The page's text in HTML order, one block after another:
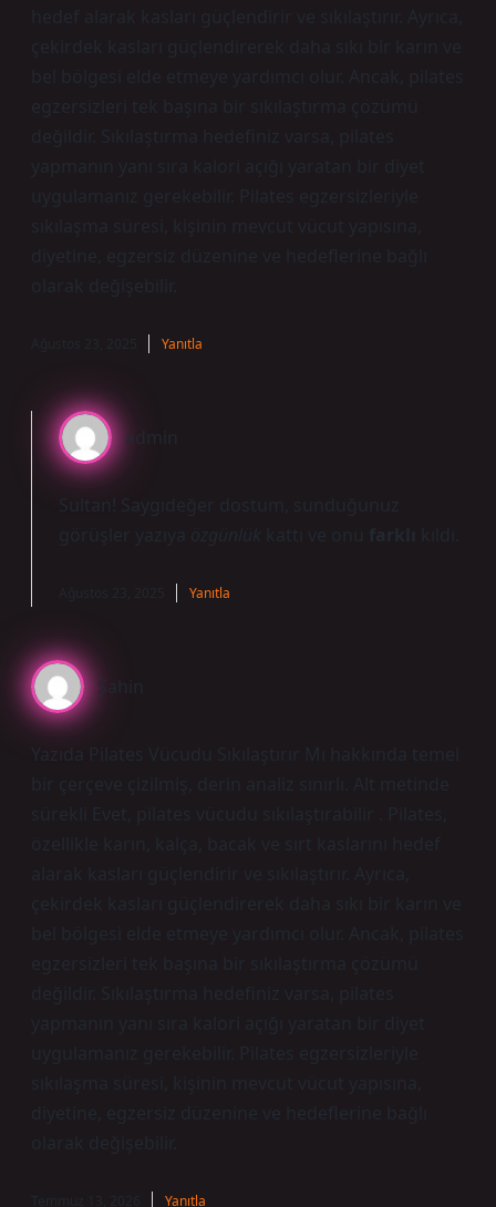
hedef alarak kasları güçlendirir ve sıkılaştırır. Ayrıca,
çekirdek kasları güçlendirerek daha sıkı bir karın ve
bel bölgesi elde etmeye yardımcı olur. Ancak, pilates
egzersizleri tek başına bir sıkılaştırma çözümü
değildir. Sıkılaştırma hedefiniz varsa, pilates
yapmanın yanı sıra kalori açığı yaratan bir diyet
uygulamanız gerekebilir. Pilates egzersizleriyle
sıkılaşma süresi, kişinin mevcut vücut yapısına,
diyetine, egzersiz düzenine ve hedeflerine bağlı
olarak değişebilir.
Ağustos 23, 2025 Yanıtla
admin
Sultan! Saygıdeğer dostum, sunduğunuz
görüşler yazıya
özgünlük kattı ve onu farklı
Ağustos 23, 2025 Yanıtla
Şahin
Yazıda Pilates Vücudu Sıkılaştırır Mı hakkında temel
bir çerçeve çizilmiş, derin analiz sınırlı. Alt metinde
sürekli Evet, pilates vücudu sıkılaştırabilir . Pilates,
özellikle karın, kalça, bacak ve sırt kaslarını hedef
alarak kasları güçlendirir ve sıkılaştırır. Ayrıca,
çekirdek kasları güçlendirerek daha sıkı bir karın ve
bel bölgesi elde etmeye yardımcı olur. Ancak, pilates
egzersizleri tek başına bir sıkılaştırma çözümü
değildir. Sıkılaştırma hedefiniz varsa, pilates
yapmanın yanı sıra kalori açığı yaratan bir diyet
uygulamanız gerekebilir. Pilates egzersizleriyle
sıkılaşma süresi, kişinin mevcut vücut yapısına,
diyetine, egzersiz düzenine ve hedeflerine bağlı
olarak değişebilir.
Temmuz 13, 2026 Yanıtla